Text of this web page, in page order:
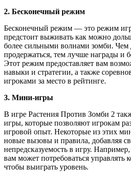
2. Бесконечный режим
Бесконечный режим — это режим
предстоит выживать как можно
более сильными волнами зомби.
продержаться, тем лучше награды и
Этот режим предоставляет вам
навыки и стратегии, а также
игроками за место в рейтинге.
3. Мини-игры
В игре Растения Против Зомби 2
игры, которые позволяют игрокам
игровой опыт. Некоторые из этих
новые вызовы и правила, добавляя
непредсказуемость в игру.
вам может потребоваться управлять
чтобы выиграть уровень.